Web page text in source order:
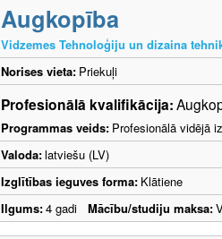
Augkopība
Vidzemes Tehnoloģiju un dizaina
Norises vieta: Priekuļi
Profesionālā kvalifikācija:
Programmas veids: Profesionālā vidējā
Valoda:latviešu (LV)
Izglītības ieguves forma: Klātiene
Ilgums:4 gadi Mācību/studiju maksa: